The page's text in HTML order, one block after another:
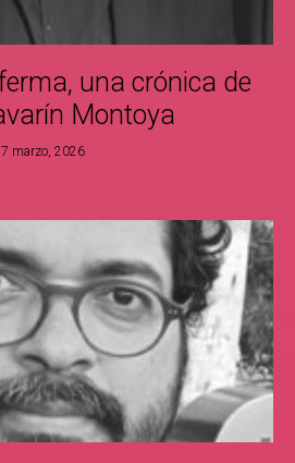
una crónica de
Montoya
marzo, 2026